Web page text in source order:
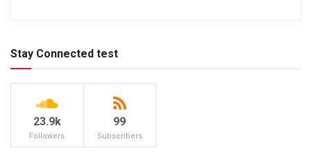
Stay Connected test
23.9k
Followers
99
Subscribers